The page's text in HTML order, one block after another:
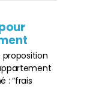
proposition
: “frais